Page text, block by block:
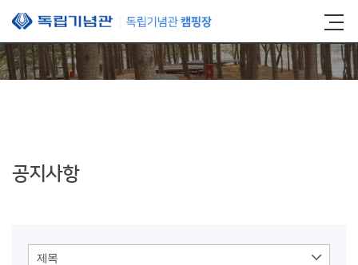
본문 바로가기
공지사항
제목